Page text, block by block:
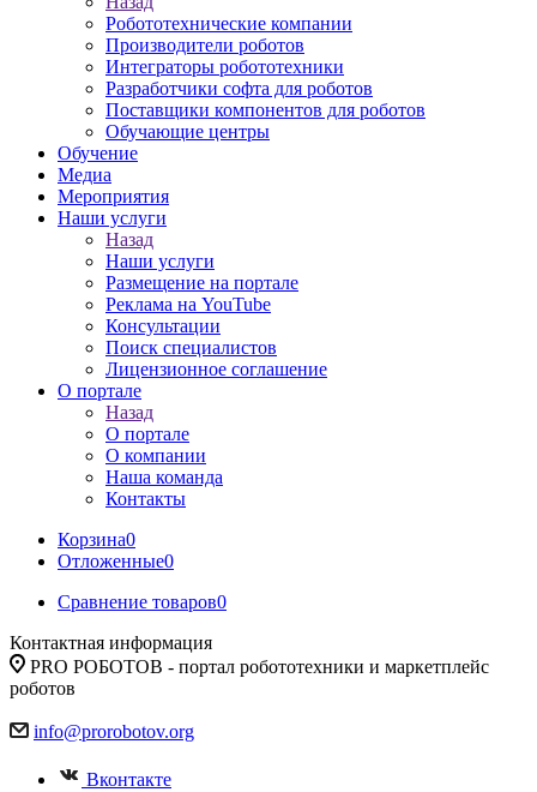
Робототехнические компании
Производители роботов
Интеграторы робототехники
Разработчики софта для роботов
Поставщики компонентов для роботов
Обучающие центры
Обучение
Медиа
Мероприятия
Наши услуги
Назад
Наши услуги
Размещение на портале
Реклама на YouTube
Консультации
Поиск специалистов
Лицензионное соглашение
О портале
Назад
О портале
О компании
Наша команда
Контакты
Корзина0
Отложенные0
Сравнение товаров0
Контактная информация
PRO РОБОТОВ - портал робототехники и маркетплейс
роботов
info@prorobotov.org
Вконтакте